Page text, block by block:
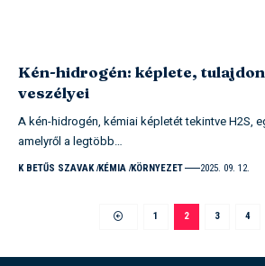
Kén-hidrogén: képlete,
veszélyei
A kén-hidrogén, kémiai képletét tekintve H2S,
amelyről a legtöbb…
K BETŰS SZAVAK KÉMIA KÖRNYEZET 2025. 09. 12.
1 2 3 4